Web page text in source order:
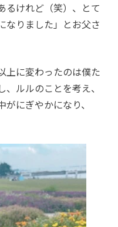
るけれど（笑）、とて
なりました」とお父さ
上に変わったのは僕た
ルルのことを考え、
にぎやかになり、